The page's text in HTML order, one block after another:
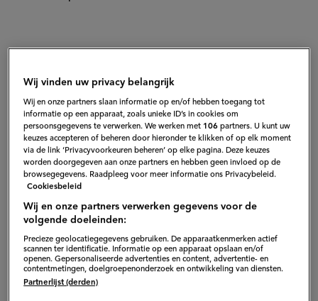
Wij vinden uw privacy belangrijk
Wij en onze partners slaan informatie op en/of hebben toegang tot
informatie op een apparaat, zoals unieke ID’s in cookies om
persoonsgegevens te verwerken. We werken met 106 partners. U kunt uw
keuzes accepteren of beheren door hieronder te klikken of op elk moment
via de link ‘Privacyvoorkeuren beheren’ op elke pagina. Deze keuzes
worden doorgegeven aan onze partners en hebben geen invloed op de
browsegegevens. Raadpleeg voor meer informatie ons Privacybeleid.
Cookiesbeleid
Wij en onze partners verwerken gegevens voor de
volgende doeleinden:
Precieze geolocatiegegevens gebruiken. De apparaatkenmerken actief
scannen ter identificatie. Informatie op een apparaat opslaan en/of
openen. Gepersonaliseerde advertenties en content, advertentie- en
contentmetingen, doelgroepenonderzoek en ontwikkeling van diensten.
Partnerlijst (derden)